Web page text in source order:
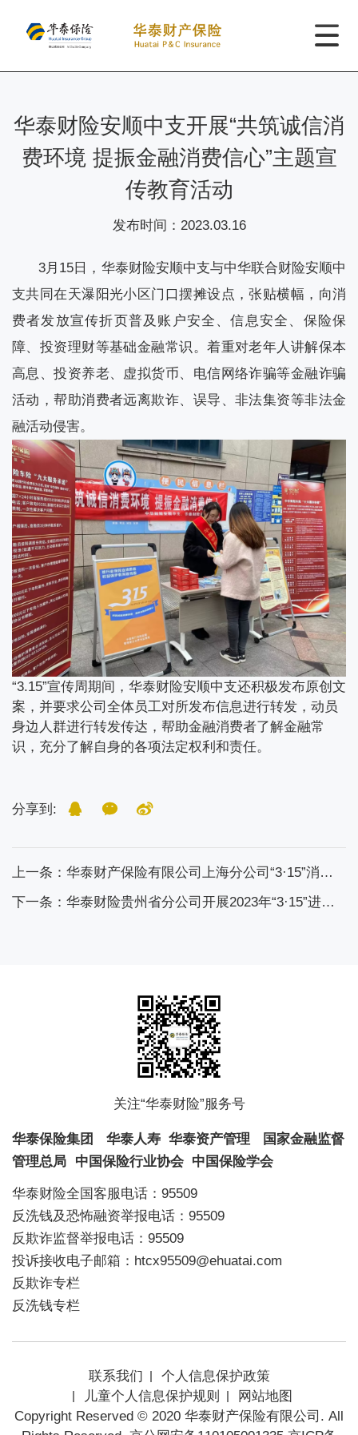
华泰财险安顺中支开展“共筑诚信消
费环境 提振金融消费信心”主题宣
传教育活动
发布时间： 2023.03.16
3月15日，华泰财险安顺中支与中华联合财险安顺中
支共同在天瀑阳光小区门口摆摊设点，张贴横幅，向消
费者发放宣传折页普及账户安全、信息安全、保险保
障、投资理财等基础金融常识。着重对老年人讲解保本
高息、投资养老、虚拟货币、电信网络诈骗等金融诈骗
活动，帮助消费者远离欺诈、误导、非法集资等非法金
融活动侵害。
“3.15”宣传周期间，华泰财险安顺中支还积极发布原创文
案，并要求公司全体员工对所发布信息进行转发，动员
身边人群进行转发传达，帮助金融消费者了解金融常
识，充分了解自身的各项法定权利和责任。
分享到:
上一条：华泰财产保险有限公司上海分公司“3·15”消费者权益保护教育宣传周现场活动
下一条：华泰财险贵州省分公司开展2023年“3·15”进学校、进商铺活动
关注“华泰财险”服务号
华泰保险集团 华泰人寿 华泰资产管理
国家金融监督
管理总局
中国保险行业协会 中国保险学会
华泰财险全国客服电话：95509
反洗钱及恐怖融资举报电话：95509
反欺诈监督举报电话：95509
投诉接收电子邮箱：htcx95509@ehuatai.com
反欺诈专栏
反洗钱专栏
联系我们
个人信息保护政策
儿童个人信息保护规则
网站地图
Copyright Reserved © 2020 华泰财产保险有限公司. All